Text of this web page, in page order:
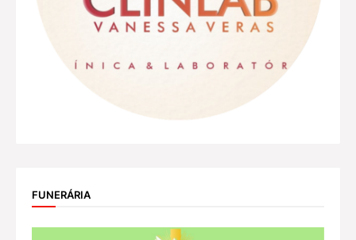
FUNERÁRIA